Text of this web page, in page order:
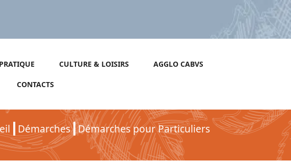
CULTURE & LOISIRS AGGLO CABVS
CONTACTS
Démarches Démarches pour Particuliers